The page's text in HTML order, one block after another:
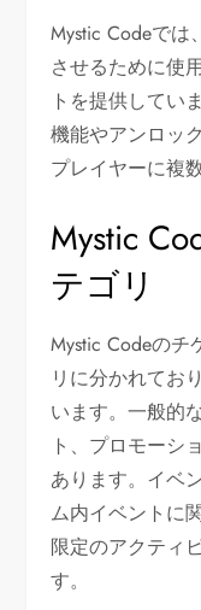
Mystic Codeで
させるために使
トを提供してい
機能やアンロッ
プレイヤーに複
Mystic
テゴリ
Mystic Codeの
リに分かれてお
います。一般的
ト、プロモーシ
あります。イベ
ム内イベントに
限定のアクティ
す。